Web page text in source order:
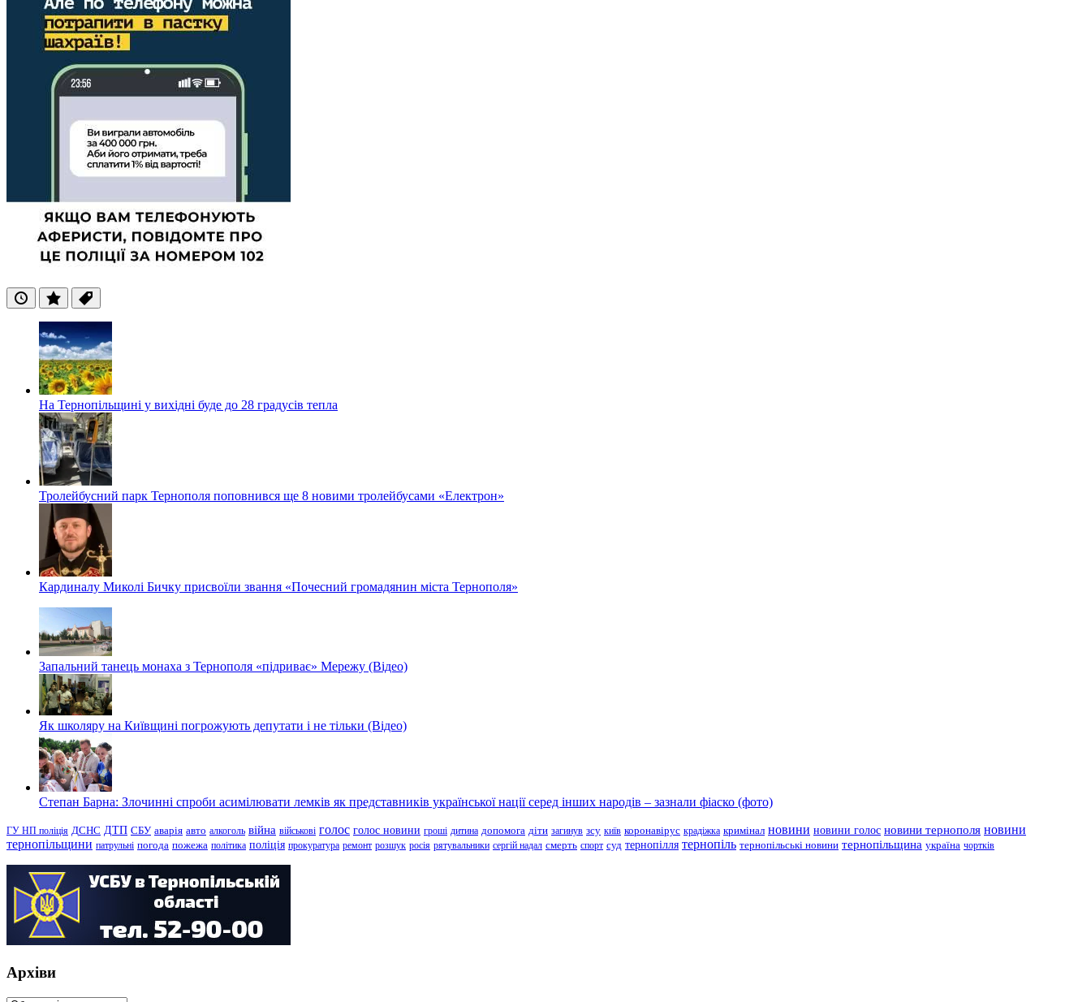
ОстанніПопулярні
Теги
На Тернопільщині у вихідні буде до 28 градусів тепла
Тролейбусний парк Тернополя поповнився ще 8 новими тролейбусами «Електрон»
Кардиналу Миколі Бичку присвоїли звання «Почесний громадянин міста Тернополя»
Запальний танець монаха з Тернополя «підриває» Мережу (Відео)
Як школяру на Київщині погрожують депутати і не тільки (Відео)
Степан Барна: Злочинні спроби асимілювати лемків як представників української нації серед інших народів – зазнали фіаско (фото)
ГУ НП поліція ДСНС ДТП СБУ аварія авто алкоголь війна військові голос голос новини гроші дитина допомога діти загинув зсу київ коронавірус крадіжка кримінал новини новини голос новини тернополя новини
тернопільщини патрульні погода пожежа політика поліція прокуратура ремонт розшук росія рятувальники сергій надал смерть спорт суд тернопілля тернопіль тернопільські новини тернопільщина україна чортків
Архіви